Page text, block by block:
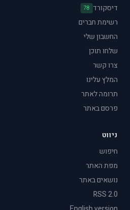
דיסקורד 78
רשימת חברים
החשבון שלי
שלחו תוכן
צרו קשר
המלץ עלינו
תרומה לאתר
פרסם באתר
ניווט
חיפוש
מפת האתר
נושאים באתר
RSS 2.0